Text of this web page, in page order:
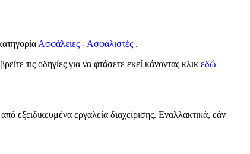
Ασφάλειες - Ασφαλιστές .
τις οδηγίες για να φτάσετε εκεί κάνοντας κλικ εδώ
εξειδικευμένα εργαλεία διαχείρισης. Εναλλακτικά, εάν